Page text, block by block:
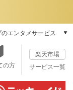
エンタメサービス
ム/CD/DVD
クス
の方
楽天市場
サービス一覧